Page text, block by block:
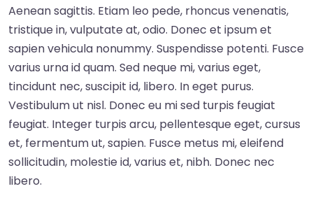
Aenean sagittis. Etiam leo pede, rhoncus venenatis,
tristique in, vulputate at, odio. Donec et ipsum et
sapien vehicula nonummy. Suspendisse potenti. Fusce
varius urna id quam. Sed neque mi, varius eget,
tincidunt nec, suscipit id, libero. In eget purus.
Vestibulum ut nisl. Donec eu mi sed turpis feugiat
feugiat. Integer turpis arcu, pellentesque eget, cursus
et, fermentum ut, sapien. Fusce metus mi, eleifend
sollicitudin, molestie id, varius et, nibh. Donec nec
libero.